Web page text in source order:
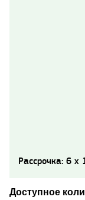
Рассрочка: 6 x
Доступное